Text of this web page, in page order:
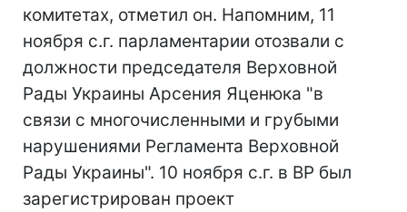
комитетах, отметил он. Напомним, 11
ноября с.г. парламентарии отозвали с
должности председателя Верховной
Рады Украины Арсения Яценюка "в
связи с многочисленными и грубыми
нарушениями Регламента Верховной
Рады Украины". 10 ноября с.г. в ВР был
зарегистрирован проект